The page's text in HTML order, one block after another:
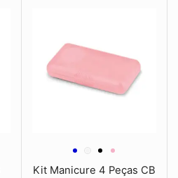
Kit Manicure 4 Peças CB